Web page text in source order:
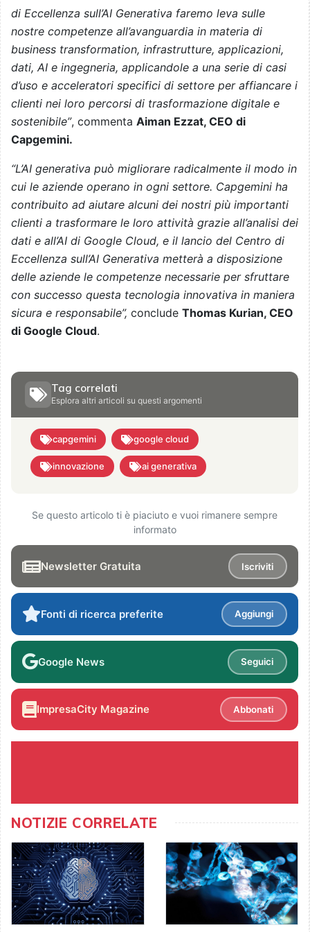
di Eccellenza sull’AI Generativa faremo leva sulle
nostre competenze all’avanguardia in materia di
business transformation, infrastrutture, applicazioni,
dati, AI e ingegneria, applicandole a una serie di casi
d’uso e acceleratori specifici di settore per affiancare i
clienti nei loro percorsi di trasformazione digitale e
sostenibile”, commenta Aiman Ezzat, CEO di
Capgemini.
“L’AI generativa può migliorare radicalmente il modo in
cui le aziende operano in ogni settore. Capgemini ha
contribuito ad aiutare alcuni dei nostri più importanti
clienti a trasformare le loro attività grazie all’analisi dei
dati e all’AI di Google Cloud, e il lancio del Centro di
Eccellenza sull’AI Generativa metterà a disposizione
delle aziende le competenze necessarie per sfruttare
con successo questa tecnologia innovativa in maniera
sicura e responsabile”, conclude Thomas Kurian, CEO
di Google Cloud.
Tag correlati
Esplora altri articoli su questi argomenti
capgemini google cloud
innovazione ai generativa
Se questo articolo ti è piaciuto e vuoi rimanere sempre
informato
Newsletter Gratuita Iscriviti
Fonti di ricerca preferite Aggiungi
Google News Seguici
ImpresaCity Magazine Abbonati
NOTIZIE CORRELATE